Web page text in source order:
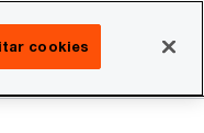
cookies